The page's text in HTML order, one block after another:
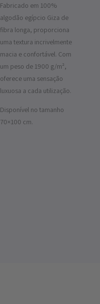
Fabricado em 100%
algodão egípcio Giza de
fibra longa, proporciona
uma textura incrivelmente
macia e confortável. Com
um peso de 1900 g/m²,
oferece uma sensação
luxuosa a cada utilização.
Disponível no tamanho
70×100 cm.